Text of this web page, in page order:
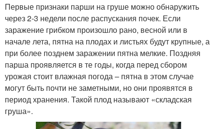
Первые признаки парши на груше можно обнаружить
через 2-3 недели после распускания почек. Если
заражение грибком произошло рано, весной или в
начале лета, пятна на плодах и листьях будут крупные, а
при более позднем заражении пятна мелкие. Поздняя
парша проявляется в те годы, когда перед сбором
урожая стоит влажная погода – пятна в этом случае
могут быть почти не заметными, но они проявятся в
период хранения. Такой плод называют «складская
груша».